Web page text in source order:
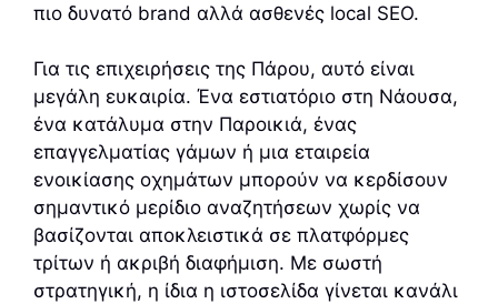
πιο δυνατό brand αλλά ασθενές local SEO.
Για τις επιχειρήσεις της Πάρου, αυτό είναι
μεγάλη ευκαιρία. Ένα εστιατόριο στη Νάουσα,
ένα κατάλυμα στην Παροικιά, ένας
επαγγελματίας γάμων ή μια εταιρεία
ενοικίασης οχημάτων μπορούν να κερδίσουν
σημαντικό μερίδιο αναζητήσεων χωρίς να
βασίζονται αποκλειστικά σε πλατφόρμες
τρίτων ή ακριβή διαφήμιση. Με σωστή
στρατηγική, η ίδια η ιστοσελίδα γίνεται κανάλι